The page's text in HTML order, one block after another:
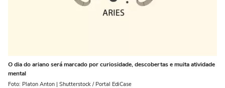
O dia do ariano será marcado por curiosidade, descobertas e muita atividade
mental
Foto: Platon Anton | Shutterstock / Portal EdiCase